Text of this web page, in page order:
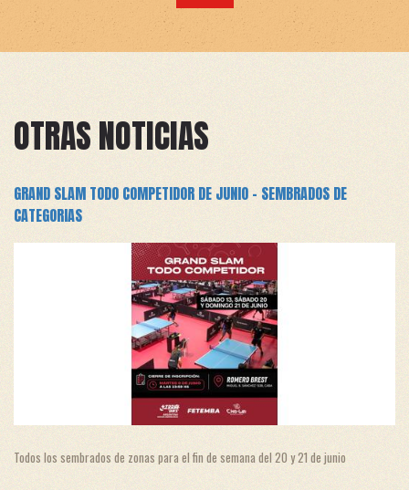
OTRAS NOTICIAS
GRAND SLAM TODO COMPETIDOR DE JUNIO - SEMBRADOS DE
CATEGORIAS
Todos los sembrados de zonas para el fin de semana del 20 y 21 de junio